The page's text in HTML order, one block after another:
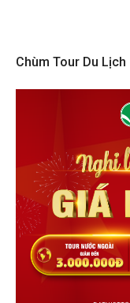
Chùm Tour Du Lịch